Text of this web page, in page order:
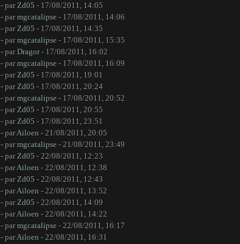
- parZd05 - 17/08/2011, 14:05
- parmgcatalipse- 17/08/2011, 14:06
- parZd05 - 17/08/2011, 14:35
- parmgcatalipse- 17/08/2011, 15:35
- parDragor- 17/08/2011, 16:02
- parmgcatalipse- 17/08/2011, 16:09
- parZd05 - 17/08/2011, 19:01
- parZd05 - 17/08/2011, 20:24
- parmgcatalipse- 17/08/2011, 20:52
- parZd05 - 17/08/2011, 20:55
- parZd05 - 17/08/2011, 23:51
- parAiloen - 21/08/2011, 20:05
- parmgcatalipse- 21/08/2011, 23:49
- parZd05 - 22/08/2011, 12:23
- parAiloen - 22/08/2011, 12:38
- parZd05 - 22/08/2011, 12:43
- parAiloen - 22/08/2011, 13:52
- parZd05 - 22/08/2011, 14:09
- parAiloen - 22/08/2011, 14:22
- parmgcatalipse- 22/08/2011, 16:17
- parAiloen - 22/08/2011, 16:31